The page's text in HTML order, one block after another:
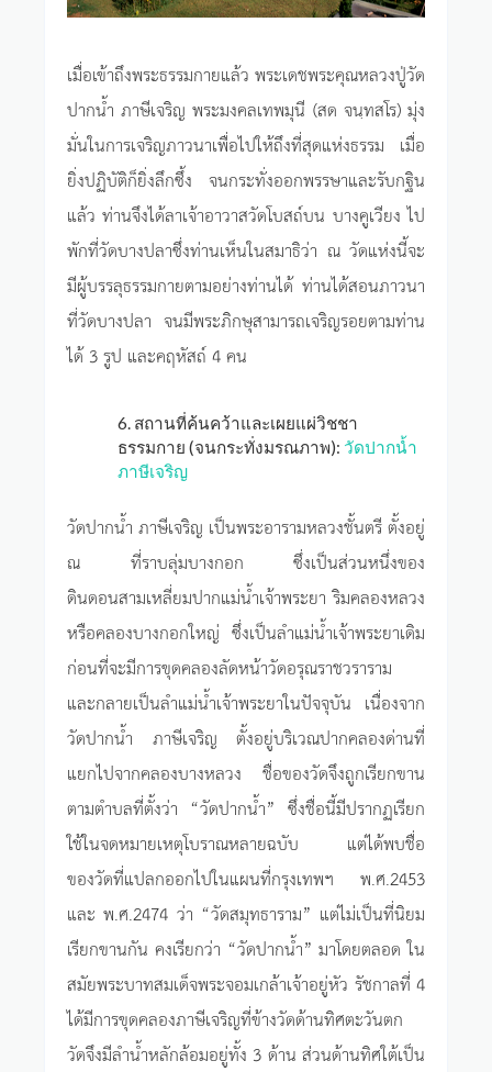
เมื่อเข้าถึงพระธรรมกายแล้ว พระเดชพระคุณหลวงปู่วัด
ปากน้ำ ภาษีเจริญ พระมงคลเทพมุนี (สด จนฺทสโร) มุ่ง
มั่นในการเจริญภาวนาเพื่อไปให้ถึงที่สุดแห่งธรรม เมื่อ
ยิ่งปฏิบัติก็ยิ่งลึกซึ้ง จนกระทั่งออกพรรษาและรับกฐิน
แล้ว ท่านจึงได้ลาเจ้าอาวาสวัดโบสถ์บน บางคูเวียง ไป
พักที่วัดบางปลาซึ่งท่านเห็นในสมาธิว่า ณ วัดแห่งนี้จะ
มีผู้บรรลุธรรมกายตามอย่างท่านได้ ท่านได้สอนภาวนา
ที่วัดบางปลา จนมีพระภิกษุสามารถเจริญรอยตามท่าน
ได้ 3 รูป และคฤหัสถ์ 4 คน
6. สถานที่ค้นคว้าและเผยแผ่วิชชา
ธรรมกาย (จนกระทั่งมรณภาพ): วัดปากน้ำ
ภาษีเจริญ
วัดปากน้ำ ภาษีเจริญ เป็นพระอารามหลวงชั้นตรี ตั้งอยู่
ณ ที่ราบลุ่มบางกอก ซึ่งเป็นส่วนหนึ่งของ
ดินดอนสามเหลี่ยมปากแม่น้ำเจ้าพระยา ริมคลองหลวง
หรือคลองบางกอกใหญ่ ซึ่งเป็นลำแม่น้ำเจ้าพระยาเดิม
ก่อนที่จะมีการขุดคลองลัดหน้าวัดอรุณราชวราราม
และกลายเป็นลำแม่น้ำเจ้าพระยาในปัจจุบัน เนื่องจาก
วัดปากน้ำ ภาษีเจริญ ตั้งอยู่บริเวณปากคลองด่านที่
แยกไปจากคลองบางหลวง ชื่อของวัดจึงถูกเรียกขาน
ตามตำบลที่ตั้งว่า “วัดปากน้ำ” ซึ่งชื่อนี้มีปรากฏเรียก
ใช้ในจดหมายเหตุโบราณหลายฉบับ แต่ได้พบชื่อ
ของวัดที่แปลกออกไปในแผนที่กรุงเทพฯ พ.ศ.2453
และ พ.ศ.2474 ว่า “วัดสมุทธาราม” แต่ไม่เป็นที่นิยม
เรียกขานกัน คงเรียกว่า “วัดปากน้ำ” มาโดยตลอด ใน
สมัยพระบาทสมเด็จพระจอมเกล้าเจ้าอยู่หัว รัชกาลที่ 4
ได้มีการขุดคลองภาษีเจริญที่ข้างวัดด้านทิศตะวันตก
วัดจึงมีลำน้ำหลักล้อมอยู่ทั้ง 3 ด้าน ส่วนด้านทิศใต้เป็น